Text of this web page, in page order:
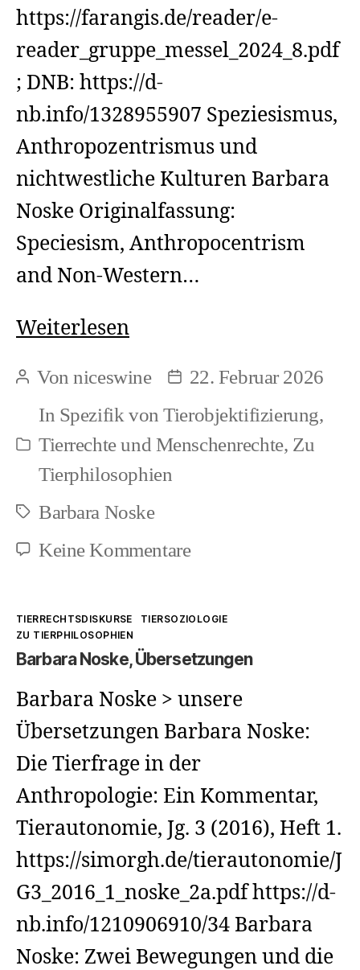
https://farangis.de/reader/e-
reader_gruppe_messel_2024_8.pdf
; DNB: https://d-
nb.info/1328955907 Speziesismus,
Anthropozentrismus und
nichtwestliche Kulturen Barbara
Noske Originalfassung:
Speciesism, Anthropocentrism
and Non-Western…
WeiterlesenBarbara
Speziesismus,
Anthropozentrismus
und
nichtwestliche
Kulturen
Beitragsautor
Vonniceswine Beitragsdatum
22. Februar 2026
Kategorien
In Spezifik von Tierobjektifizierung,
Tierrechte und Menschenrechte, Zu
Tierphilosophien
Schlagwörter
Barbara Noske
Keine Kommentarezu
Anthropozentrismus
und
nichtwestliche
Kulturen
Kategorien
TIERRECHTSDISKURSE
TIERSOZIOLOGIE
ZU TIERPHILOSOPHIEN
Barbara Noske, Übersetzungen
Barbara Noske > unsere
Übersetzungen Barbara Noske:
Die Tierfrage in der
Anthropologie: Ein Kommentar,
Tierautonomie, Jg. 3 (2016), Heft 1.
https://simorgh.de/tierautonomie/J
G3_2016_1_noske_2a.pdf https://d-
nb.info/1210906910/34 Barbara
Noske: Zwei Bewegungen und die